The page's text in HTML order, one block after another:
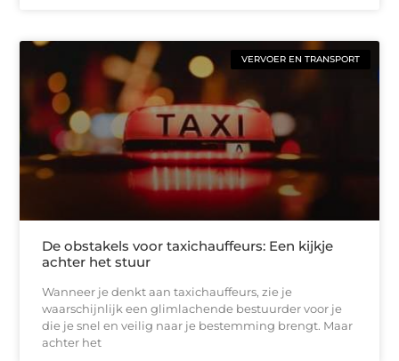
VERVOER EN TRANSPORT
De obstakels voor taxichauffeurs: Een kijkje
achter het stuur
Wanneer je denkt aan taxichauffeurs, zie je
waarschijnlijk een glimlachende bestuurder voor je
die je snel en veilig naar je bestemming brengt. Maar
achter het